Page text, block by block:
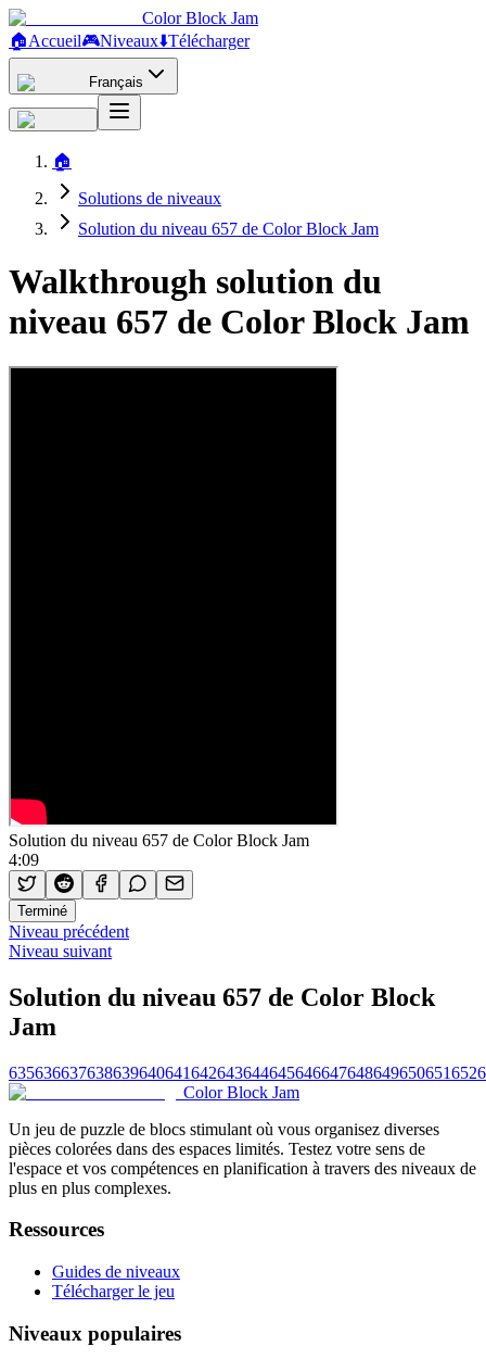
Color Block Jam
🏠Accueil🎮Niveaux⬇️Télécharger
Français
🏠
Solutions de niveaux
Solution du niveau 657 de Color Block Jam
Walkthrough solution du
niveau 657 de Color Block Jam
Solution du niveau 657 de Color Block Jam
4:09
Terminé
Niveau précédent
Niveau suivant
Solution du niveau 657 de Color Block
Jam
635636637638639640641642643644645646647648649650651652
Color Block Jam
Un jeu de puzzle de blocs stimulant où vous organisez diverses
pièces colorées dans des espaces limités. Testez votre sens de
l'espace et vos compétences en planification à travers des niveaux de
plus en plus complexes.
Ressources
Guides de niveaux
Télécharger le jeu
Niveaux populaires